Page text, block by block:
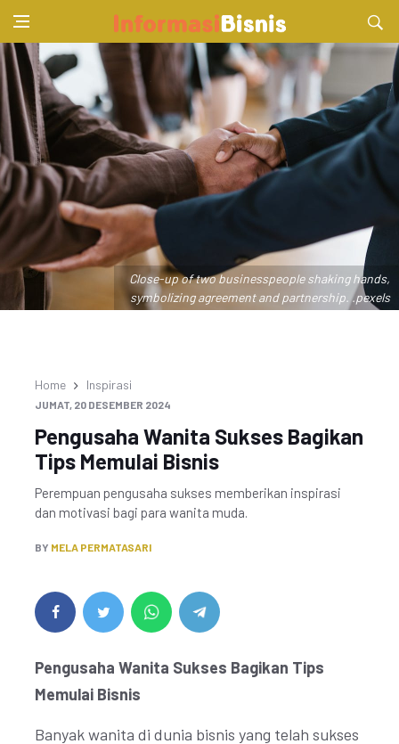
Close-up of two businesspeople shaking hands,
symbolizing agreement and partnership. .pexels
Home Inspirasi
JUMAT, 20 DESEMBER 2024
Pengusaha Wanita Sukses Bagikan
Tips Memulai Bisnis
Perempuan pengusaha sukses memberikan inspirasi
dan motivasi bagi para wanita muda.
BY MELA PERMATASARI
Pengusaha Wanita Sukses Bagikan Tips
Memulai Bisnis
Banyak wanita di dunia bisnis yang telah sukses